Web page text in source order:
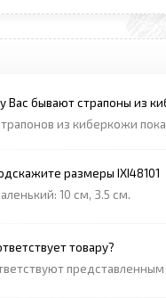
Вас бывают страпоны из
из киберкожи
размеры IXI48101
10 см, 3.5 см.
товару?